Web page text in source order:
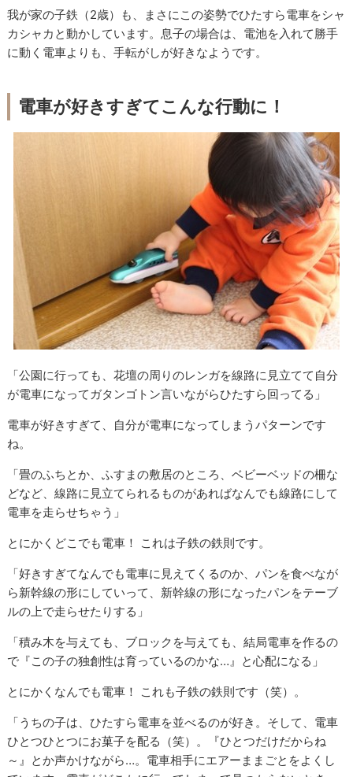
我が家の子鉄（2歳）も、まさにこの姿勢でひたすら電車をシャ
カシャカと動かしています。息子の場合は、電池を入れて勝手
に動く電車よりも、手転がしが好きなようです。
電車が好きすぎてこんな行動に！
「公園に行っても、花壇の周りのレンガを線路に見立てて自分
が電車になってガタンゴトン言いながらひたすら回ってる」
電車が好きすぎて、自分が電車になってしまうパターンです
ね。
「畳のふちとか、ふすまの敷居のところ、ベビーベッドの柵な
どなど、線路に見立てられるものがあればなんでも線路にして
電車を走らせちゃう」
とにかくどこでも電車！ これは子鉄の鉄則です。
「好きすぎてなんでも電車に見えてくるのか、パンを食べなが
ら新幹線の形にしていって、新幹線の形になったパンをテーブ
ルの上で走らせたりする」
「積み木を与えても、ブロックを与えても、結局電車を作るの
で『この子の独創性は育っているのかな…』と心配になる」
とにかくなんでも電車！ これも子鉄の鉄則です（笑）。
「うちの子は、ひたすら電車を並べるのが好き。そして、電車
ひとつひとつにお菓子を配る（笑）。『ひとつだけだからね
～』とか声かけながら…。電車相手にエアーままごとをよくし